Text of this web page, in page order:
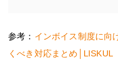
参考： インボイス制度に向
くべき対応まとめ│LISKUL